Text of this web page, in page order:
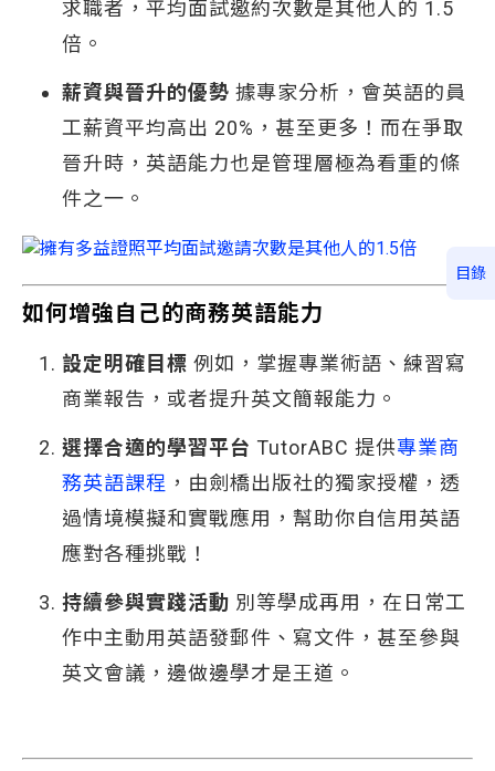
求職者，平均面試邀約次數是其他人的 1.5
倍。
薪資與晉升的優勢 據專家分析，會英語的員
工薪資平均高出 20%，甚至更多！而在爭取
晉升時，英語能力也是管理層極為看重的條
件之一。
如何增強自己的商務英語能力
設定明確目標 例如，掌握專業術語、練習寫
商業報告，或者提升英文簡報能力。
選擇合適的學習平台 TutorABC 提供專業商
務英語課程 ，由劍橋出版社的獨家授權，透
過情境模擬和實戰應用，幫助你自信用英語
應對各種挑戰！
持續參與實踐活動 別等學成再用，在日常工
作中主動用英語發郵件、寫文件，甚至參與
英文會議，邊做邊學才是王道。
目錄